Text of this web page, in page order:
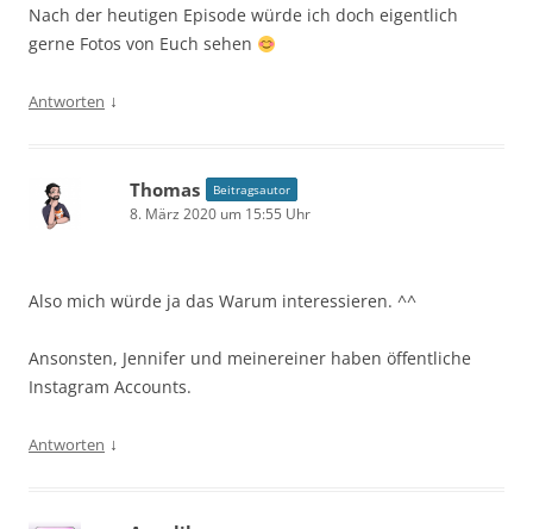
Nach der heutigen Episode würde ich doch eigentlich
gerne Fotos von Euch sehen
Antworten ↓
Thomas Beitragsautor
8. März 2020 um 15:55 Uhr
Also mich würde ja das Warum interessieren. ^^
Ansonsten, Jennifer und meinereiner haben öffentliche
Instagram Accounts.
Antworten ↓